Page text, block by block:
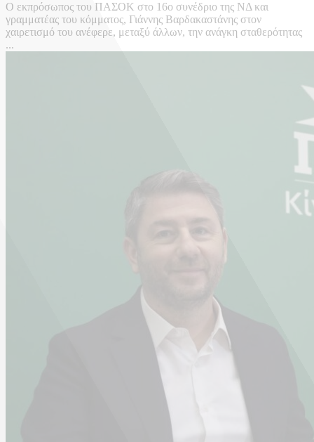
Ο εκπρόσωπος του ΠΑΣΟΚ στο 16o συνέδριο της ΝΔ και
γραμματέας του κόμματος, Γιάννης Βαρδακαστάνης στον
χαιρετισμό του ανέφερε, μεταξύ άλλων, την ανάγκη σταθερότητας
...